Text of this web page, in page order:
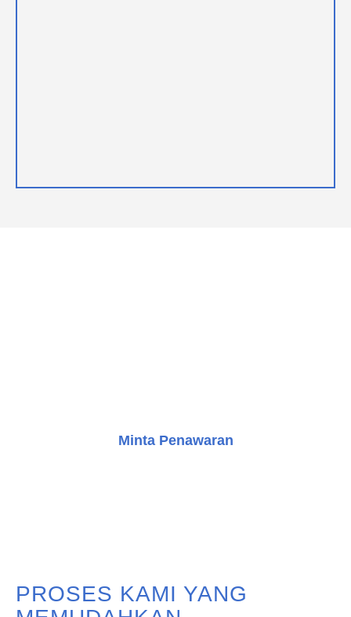
Minta Penawaran
PROSES KAMI YANG